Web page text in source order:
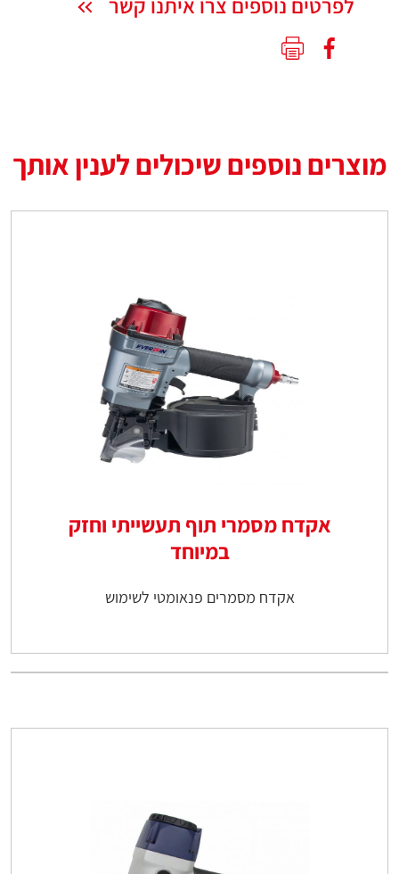
מוצרים נוספים שיכולים לענין אותך
אקדח מסמרי תוף תעשייתי וחזק
במיוחד
אקדח מסמרים פנאומטי לשימוש